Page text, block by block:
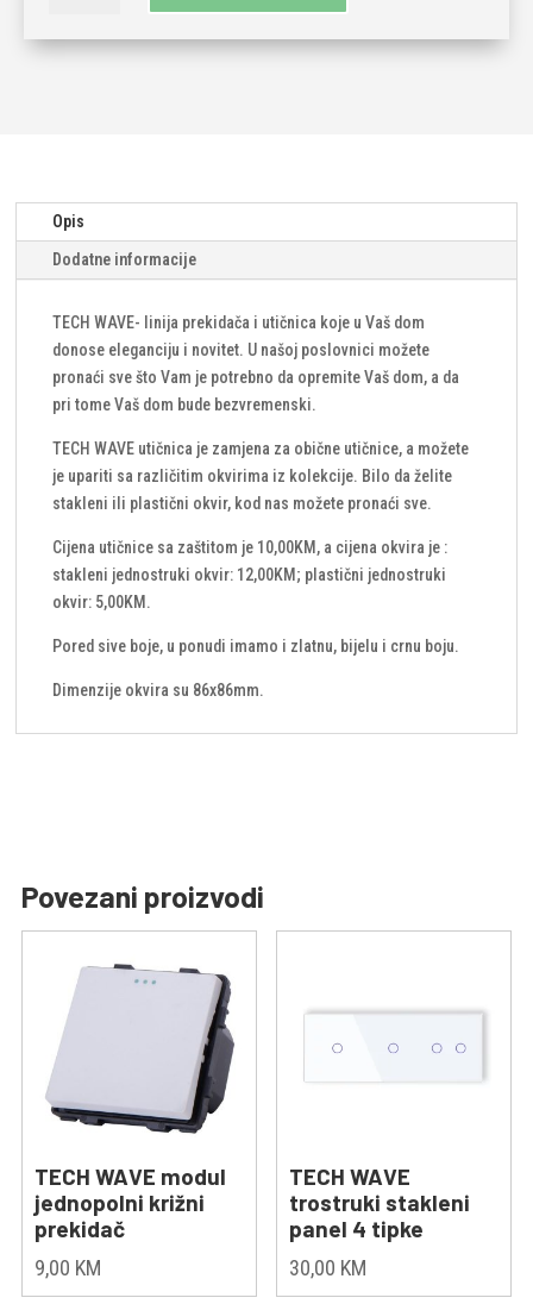
sa
(komplet)
količina
Opis
Dodatne informacije
TECH WAVE- linija prekidača i utičnica koje u Vaš dom
donose eleganciju i novitet. U našoj poslovnici možete
pronaći sve što Vam je potrebno da opremite Vaš dom, a da
pri tome Vaš dom bude bezvremenski.
TECH WAVE utičnica je zamjena za obične utičnice, a možete
je upariti sa različitim okvirima iz kolekcije. Bilo da želite
stakleni ili plastični okvir, kod nas možete pronaći sve.
Cijena utičnice sa zaštitom je 10,00KM, a cijena okvira je :
stakleni jednostruki okvir: 12,00KM; plastični jednostruki
okvir: 5,00KM.
Pored sive boje, u ponudi imamo i zlatnu, bijelu i crnu boju.
Dimenzije okvira su 86x86mm.
Povezani proizvodi
TECH WAVE modul
jednopolni križni
prekidač
9,00 KM
TECH WAVE
trostruki stakleni
panel 4 tipke
30,00 KM